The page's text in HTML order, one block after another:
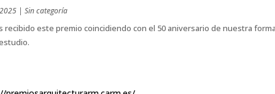
| Sin categoría
recibido este premio coincidiendo con el 50 aniversario de nuestra